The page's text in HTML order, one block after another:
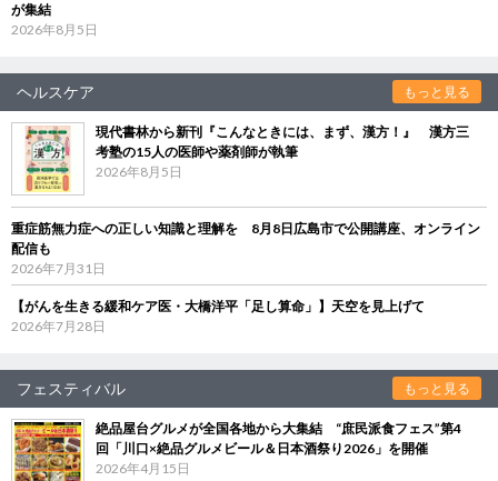
が集結
2026年8月5日
ヘルスケア もっと見る
現代書林から新刊『こんなときには、まず、漢方！』 漢方三
考塾の15人の医師や薬剤師が執筆
2026年8月5日
重症筋無力症への正しい知識と理解を 8月8日広島市で公開講座、オンライン
配信も
2026年7月31日
【がんを生きる緩和ケア医・大橋洋平「足し算命」】天空を見上げて
2026年7月28日
フェスティバル もっと見る
絶品屋台グルメが全国各地から大集結 “庶民派食フェス”第4
回「川口×絶品グルメビール＆日本酒祭り2026」を開催
2026年4月15日